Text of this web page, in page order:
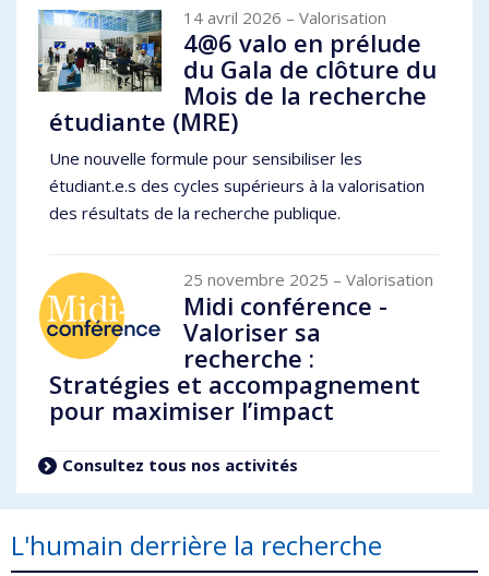
14 avril 2026 – Valorisation
4@6 valo en prélude
du Gala de clôture du
Mois de la recherche
étudiante (MRE)
Une nouvelle formule pour sensibiliser les
étudiant.e.s des cycles supérieurs à la valorisation
des résultats de la recherche publique.
25 novembre 2025 – Valorisation
Midi conférence -
Valoriser sa
recherche :
Stratégies et accompagnement
pour maximiser l’impact
Consultez tous nos activités
L'humain derrière la recherche